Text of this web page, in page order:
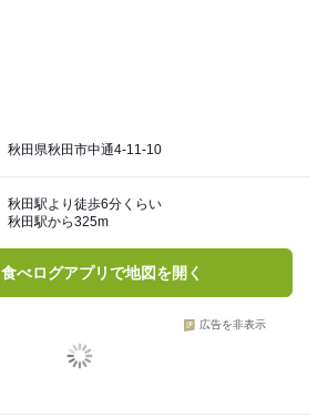
秋田県秋田市中通4-11-10
秋田駅より徒歩6分くらい
秋田駅から325m
食べログアプリで地図を開く
広告を非表示